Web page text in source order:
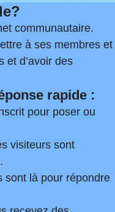
communautaire.
à ses membres et
et d’avoir des
rapide :
pour poser ou
visiteurs sont
sont là pour répondre